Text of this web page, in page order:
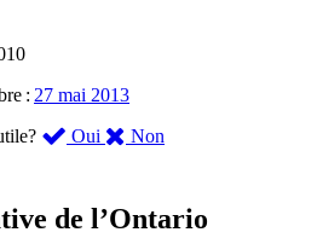
: 27 mai 2013
Oui ,
été
Non
m’a
de l’Ontario